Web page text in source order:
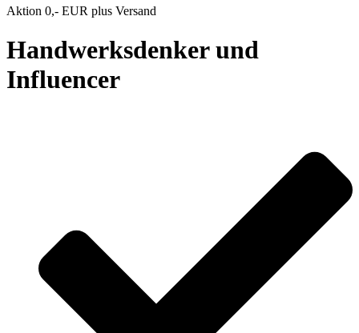
Aktion 0,- EUR plus Versand​
Handwerksdenker und
Influencer